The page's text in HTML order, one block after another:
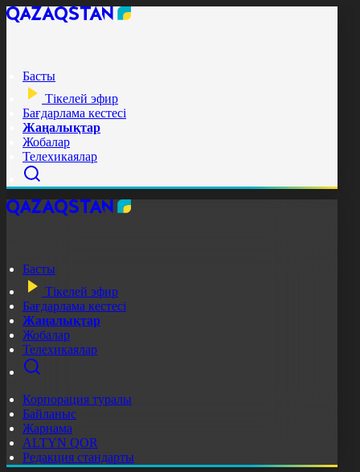
Басты
Тікелей эфир
Бағдарлама кестесі
Жаңалықтар
Жобалар
Телехикаялар
Басты
Тікелей эфир
Бағдарлама кестесі
Жаңалықтар
Жобалар
Телехикаялар
Корпорация туралы
Байланыс
Жарнама
ALTYN QOR
Редакция стандарты